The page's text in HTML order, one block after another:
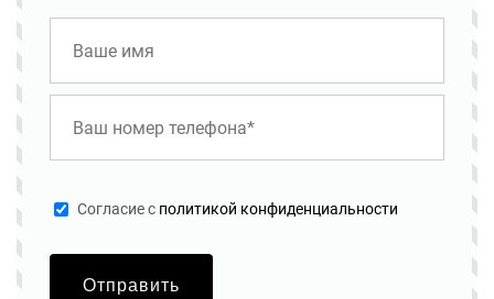
Cогласие с политикой конфиденциальности
Отправить